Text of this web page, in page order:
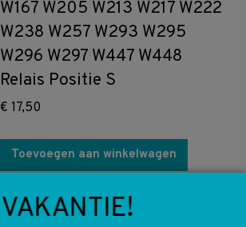
W167 W205 W213 W217 W222
W238 W257 W293 W295
W296 W297 W447 W448
Relais Positie S
€ 17,50
Toevoegen aan winkelwagen
VAKANTIE!